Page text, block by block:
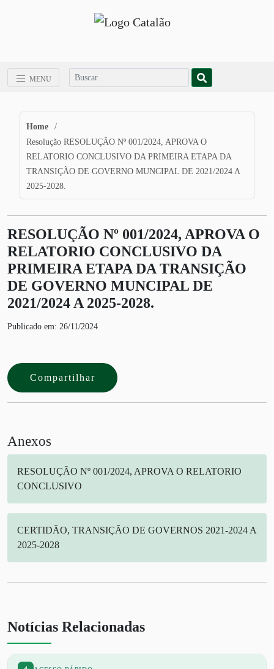
MENU
Home
/
Resolução RESOLUÇÃO Nº 001/2024, APROVA O
RELATORIO CONCLUSIVO DA PRIMEIRA ETAPA DA
TRANSIÇÃO DE GOVERNO MUNCIPAL DE 2021/2024 A
2025-2028.
RESOLUÇÃO Nº 001/2024, APROVA O
RELATORIO CONCLUSIVO DA
PRIMEIRA ETAPA DA TRANSIÇÃO
DE GOVERNO MUNCIPAL DE
2021/2024 A 2025-2028.
Publicado em: 26/11/2024
Compartilhar
Anexos
RESOLUÇÃO Nº 001/2024, APROVA O RELATORIO
CONCLUSIVO
CERTIDÃO, TRANSIÇÃO DE GOVERNOS 2021-2024 A
2025-2028
Notícias Relacionadas